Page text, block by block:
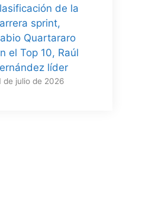
de la
sprint,
Quartararo
el Top 10, Raúl
líder
de julio de 2026